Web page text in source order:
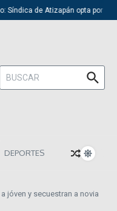
Síndica de Atizapán opta por el
Buscar:
DEPORTES
jóven y secuestran a novia